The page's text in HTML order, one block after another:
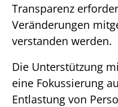
Transparenz
Veränderungen
verstanden werden.
Die Unterstützung
eine Fokussierung
Entlastung von